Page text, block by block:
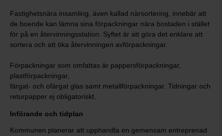
Fastighetsnära insamling, även kallad närsortering, innebär att
de boende kan lämna sina förpackningar nära bostaden i stället
för på en återvinningsstation. Syftet är att göra det enklare att
sortera och att öka återvinningen avförpackningar.
Förpackningar som omfattas är pappersförpackningar,
plastförpackningar,
färgat- och ofärgat glas samt metallförpackningar. Tidningar och
returpapper ej obligatoriskt.
Införande och tidplan
Kommunen planerar att upphandla en gemensam entreprenad